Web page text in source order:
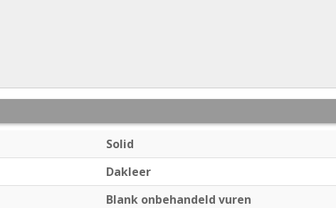
Solid
Dakleer
Blank onbehandeld vuren